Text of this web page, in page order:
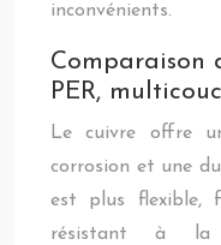
inconvénients.
Comparaison
PER,
Le cuivre offre
corrosion et une
est plus flexible,
résistant à la